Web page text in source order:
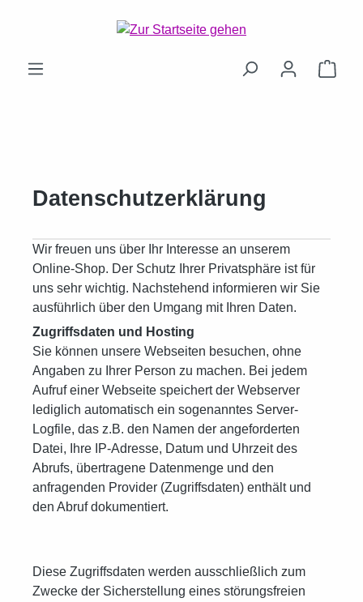
Zum Hauptinhalt springen
Datenschutzerklärung
Wir freuen uns über Ihr Interesse an unserem
Online-Shop. Der Schutz Ihrer Privatsphäre ist für
uns sehr wichtig. Nachstehend informieren wir Sie
ausführlich über den Umgang mit Ihren Daten.
Zugriffsdaten und Hosting
Sie können unsere Webseiten besuchen, ohne
Angaben zu Ihrer Person zu machen. Bei jedem
Aufruf einer Webseite speichert der Webserver
lediglich automatisch ein sogenanntes Server-
Logfile, das z.B. den Namen der angeforderten
Datei, Ihre IP-Adresse, Datum und Uhrzeit des
Abrufs, übertragene Datenmenge und den
anfragenden Provider (Zugriffsdaten) enthält und
den Abruf dokumentiert.
Diese Zugriffsdaten werden ausschließlich zum
Zwecke der Sicherstellung eines störungsfreien